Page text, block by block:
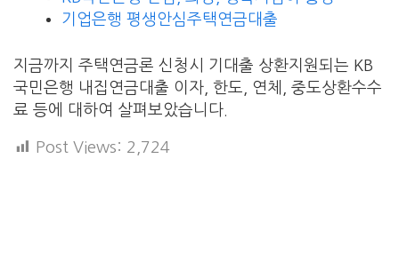
기업은행 평생안심주택연금대출
지금까지 주택연금론 신청시 기대출 상환지원되는 KB
국민은행 내집연금대출 이자, 한도, 연체, 중도상환수수
료 등에 대하여 살펴보았습니다.
Post Views: 2,724